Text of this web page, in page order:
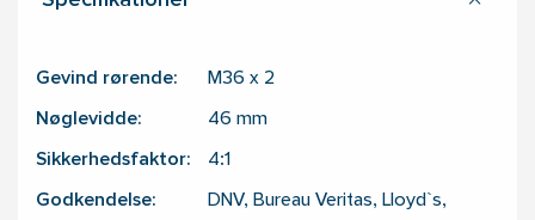
Gevind rørende: M36 x 2
Nøglevidde: 46 mm
Sikkerhedsfaktor: 4:1
Godkendelse:
DNV, Bureau Veritas, Lloyd`s,